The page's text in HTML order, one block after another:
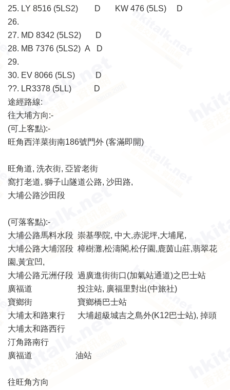
25. LY 8516 (5LS2) D KW 476 (5LS) D
26.
27. MD 8342 (5LS2) D
28. MB 7376 (5LS2) A D
29.
30. EV 8066 (5LS) D
??. LR3378 (5LL) D
途經路線:
往大埔方向:-
(可上客點):-
旺角西洋菜街南186號門外 (客滿即開)
旺角道, 洗衣街, 亞皆老街
窩打老道, 獅子山隧道公路, 沙田路,
大埔公路沙田段
(可落客點):-
大埔公路馬料水段 崇基學院, 中大,赤泥坪,大埔尾,
大埔公路大埔滘段 樟樹灘,松濤閣,松仔園,鹿茵山莊,翡翠花
園,黃宜凹,
大埔公路元洲仔段 過廣進街街口(加氣站通道)之巴士站
廣福道 投注站, 廣福里對出(中旅社)
寶鄉街 寶鄉橋巴士站
大埔太和路東行 大埔超級城吉之島外(K12巴士站), 掉頭
大埔太和路西行
汀角路南行
廣福道 油站
往旺角方向